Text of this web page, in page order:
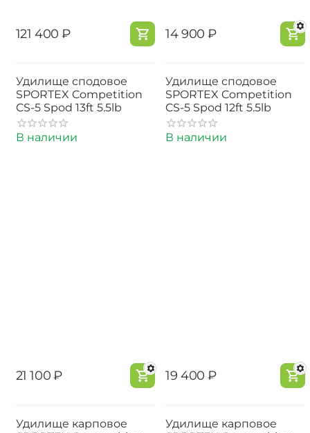
‍121 400‍ ₽ ‍14 900‍ ₽
Удилище сподовое
SPORTEX Competition
CS-5 Spod 13ft 5.5lb
В наличии
‍21 100‍₽
Удилище сподовое
SPORTEX Competition
CS-5 Spod 12ft 5.5lb
В наличии
‍19 400‍ ₽
Удилище карповое
Удилище карповое